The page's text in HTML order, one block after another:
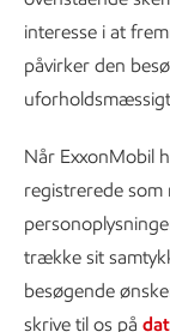
interesse i at
påvirker den
Når ExxonMobil
registrerede
trække sit
besøgende
skrive til os på